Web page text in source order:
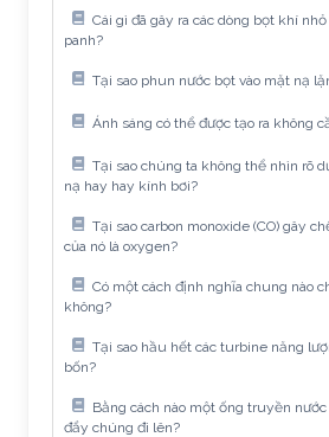
Cái gì đã gây ra các dòng bọt khí
panh?
Tại sao phun nước bọt vào mặt nạ
Ánh sáng có thể được tạo ra không
Tại sao chúng ta không thể nhìn rõ
nạ hay hay kính bơi?
Tại sao carbon monoxide (CO) gây
của nó là oxygen?
Có một cách định nghĩa chung nào
không?
Tại sao hầu hết các turbine năng
bốn?
Bằng cách nào một ống truyền
đẩy chúng đi lên?